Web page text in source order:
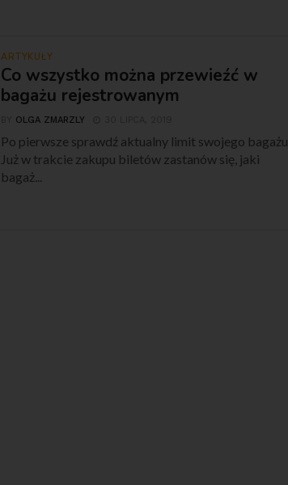
ARTYKUŁY
Co wszystko można przewieźć w
bagażu rejestrowanym
OLGA ZMARZLY
Po pierwsze sprawdź aktualny limit swojego bagażu
Już w trakcie zakupu biletów zastanów się, jaki
bagaż...